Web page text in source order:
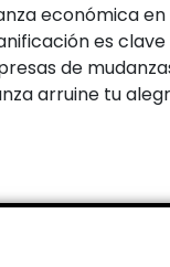
económica
es
de
arruine tu